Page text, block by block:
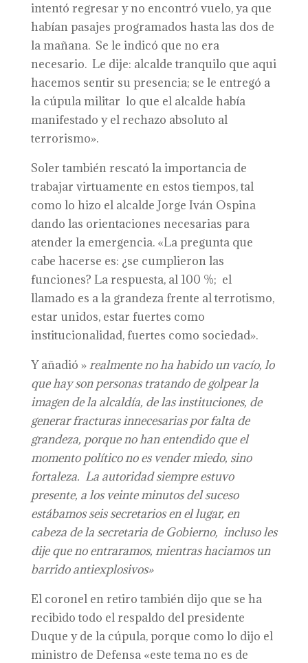
intentó regresar y no encontró vuelo, ya que
habían pasajes programados hasta las dos de
la mañana. Se le indicó que no era
necesario. Le dije: alcalde tranquilo que aqui
hacemos sentir su presencia; se le entregó a
la cúpula militar lo que el alcalde había
manifestado y el rechazo absoluto al
terrorismo».
Soler también rescató la importancia de
trabajar virtuamente en estos tiempos, tal
como lo hizo el alcalde Jorge Iván Ospina
dando las orientaciones necesarias para
atender la emergencia. «La pregunta que
cabe hacerse es: ¿se cumplieron las
funciones? La respuesta, al 100 %; el
llamado es a la grandeza frente al terrotismo,
estar unidos, estar fuertes como
institucionalidad, fuertes como sociedad».
Y añadió »realmente no ha habido un vacío, lo
que hay son personas tratando de golpear la
imagen de la alcaldía, de las instituciones, de
generar fracturas innecesarias por falta de
grandeza, porque no han entendido que el
momento político no es vender miedo, sino
fortaleza. La autoridad siempre estuvo
presente, a los veinte minutos del suceso
estábamos seis secretarios en el lugar, en
cabeza de la secretaria de Gobierno, incluso les
dije que no entraramos, mientras haciamos un
barrido antiexplosivos»
El coronel en retiro también dijo que se ha
recibido todo el respaldo del presidente
Duque y de la cúpula, porque como lo dijo el
ministro de Defensa «este tema no es de